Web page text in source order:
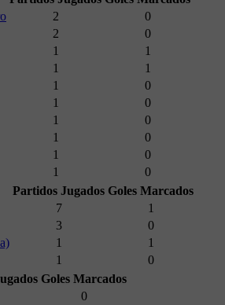
2
0
2
0
1
1
1
1
1
0
1
0
1
0
1
0
1
0
1
0
Partidos Jugados Goles Marcados
7
1
3
0
1
1
1
0
Goles Marcados
0